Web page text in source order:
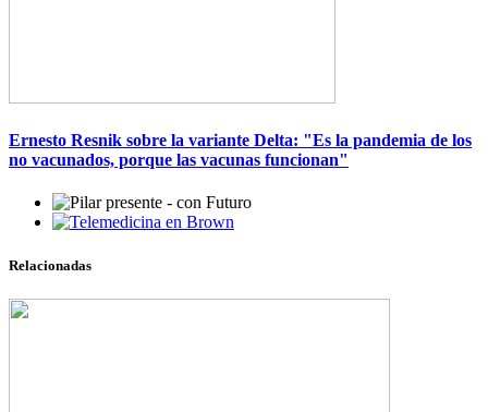
Ernesto Resnik sobre la variante Delta: "Es la pandemia de los
no vacunados, porque las vacunas funcionan"
Imagen
Imagen
Relacionadas
Imagen